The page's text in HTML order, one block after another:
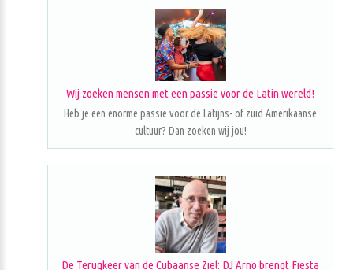
Wij zoeken mensen met een passie voor de Latin wereld!
Heb je een enorme passie voor de Latijns- of zuid Amerikaanse
cultuur? Dan zoeken wij jou!
De Terugkeer van de Cubaanse Ziel: DJ Arno brengt Fiesta